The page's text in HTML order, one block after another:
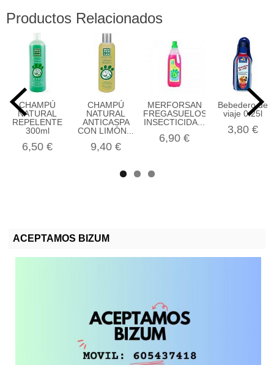
ACEPTAMOS BIZUM
Productos Relacionados
CHAMPÚ
NATURAL
REPELENTE
300ml
6,50 €
CHAMPÚ
NATURAL
ANTICASPA
CON LIMÓN...
9,40 €
MERFORSAN
FREGASUELOS
INSECTICIDA...
6,90 €
Bebedero de
viaje 0.25l
3,80 €